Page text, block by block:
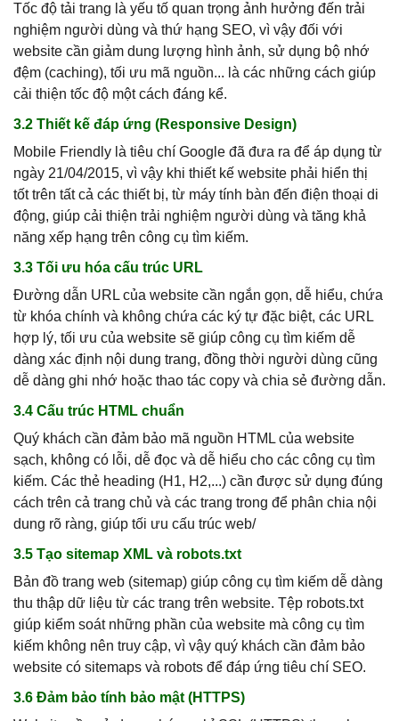
Tốc độ tải trang là yếu tố quan trọng ảnh hưởng đến trải
nghiệm người dùng và thứ hạng SEO, vì vậy đối với
website cần giảm dung lượng hình ảnh, sử dụng bộ nhớ
đệm (caching), tối ưu mã nguồn... là các những cách giúp
cải thiện tốc độ một cách đáng kể.
3.2 Thiết kế đáp ứng (Responsive Design)
Mobile Friendly là tiêu chí Google đã đưa ra để áp dụng từ
ngày 21/04/2015, vì vậy khi thiết kế website phải hiển thị
tốt trên tất cả các thiết bị, từ máy tính bàn đến điện thoại di
động, giúp cải thiện trải nghiệm người dùng và tăng khả
năng xếp hạng trên công cụ tìm kiếm.
3.3 Tối ưu hóa cấu trúc URL
Đường dẫn URL của website cần ngắn gọn, dễ hiểu, chứa
từ khóa chính và không chứa các ký tự đặc biệt, các URL
hợp lý, tối ưu của website sẽ giúp công cụ tìm kiếm dễ
dàng xác định nội dung trang, đồng thời người dùng cũng
dễ dàng ghi nhớ hoặc thao tác copy và chia sẻ đường dẫn.
3.4 Cấu trúc HTML chuẩn
Quý khách cần đảm bảo mã nguồn HTML của website
sạch, không có lỗi, dễ đọc và dễ hiểu cho các công cụ tìm
kiếm. Các thẻ heading (H1, H2,...) cần được sử dụng đúng
cách trên cả trang chủ và các trang trong để phân chia nội
dung rõ ràng, giúp tối ưu cấu trúc web/
3.5 Tạo sitemap XML và robots.txt
Bản đồ trang web (sitemap) giúp công cụ tìm kiếm dễ dàng
thu thập dữ liệu từ các trang trên website. Tệp robots.txt
giúp kiểm soát những phần của website mà công cụ tìm
kiếm không nên truy cập, vì vậy quý khách cần đảm bảo
website có sitemaps và robots để đáp ứng tiêu chí SEO.
3.6 Đảm bảo tính bảo mật (HTTPS)